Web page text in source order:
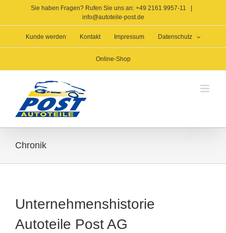
springen
Sie haben Fragen? Rufen Sie uns an: +49 2161 9957-11
info@autoteile-post.de
Kunde werden Kontakt Impressum Datenschutz
Online-Shop
Chronik
Unternehmenshistorie
Autoteile Post AG